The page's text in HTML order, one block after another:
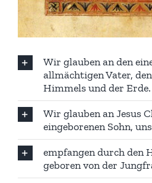
Wir glauben an den
allmächtigen Vater,
Himmels und der Erde.
Wir glauben an Jesus
eingeborenen Sohn,
empfangen durch den
geboren von der